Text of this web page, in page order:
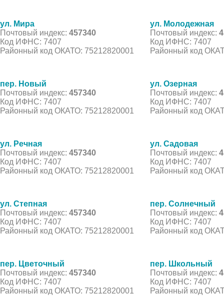
ул. Мира
Почтовый индекс: 457340
Код ИФНС: 7407
Районный код ОКАТО: 75212820001
ул. Молодежная
Почтовый индекс:
Код ИФНС: 7407
Районный код
пер. Новый
Почтовый индекс: 457340
Код ИФНС: 7407
Районный код ОКАТО: 75212820001
ул. Озерная
Почтовый индекс:
Код ИФНС: 7407
Районный код
ул. Речная
Почтовый индекс: 457340
Код ИФНС: 7407
Районный код ОКАТО: 75212820001
ул. Садовая
Почтовый индекс:
Код ИФНС: 7407
Районный код
ул. Степная
Почтовый индекс: 457340
Код ИФНС: 7407
Районный код ОКАТО: 75212820001
пер. Солнечный
Почтовый индекс:
Код ИФНС: 7407
Районный код
пер. Цветочный
Почтовый индекс: 457340
Код ИФНС: 7407
Районный код ОКАТО: 75212820001
пер. Школьный
Почтовый индекс:
Код ИФНС: 7407
Районный код